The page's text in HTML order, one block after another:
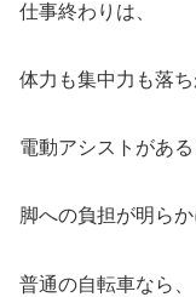
仕事終わりは、
体力も集中力も落ち
電動アシストがある
脚への負担が明らか
普通の自転車なら、